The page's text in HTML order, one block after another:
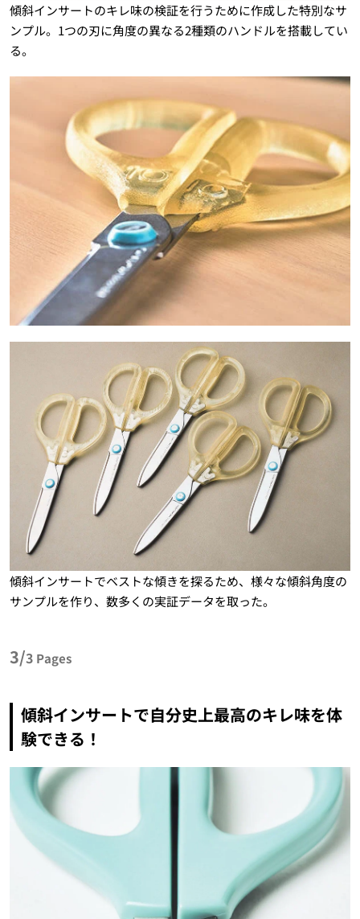
傾斜インサートのキレ味の検証を行うために作成した特別なサ
ンプル。1つの刃に角度の異なる2種類のハンドルを搭載してい
る。
傾斜インサートでベストな傾きを探るため、様々な傾斜角度の
サンプルを作り、数多くの実証データを取った。
3/3 Pages
傾斜インサートで自分史上最高のキレ味を体
験できる！